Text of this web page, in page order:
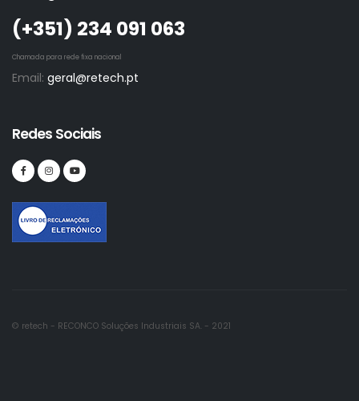
(+351)­ 234 091 063
Chamada para rede fixa nacional
Email: geral@retech.pt
Redes Sociais
© retech - RECONCO Soluções Industriais SA. - 2021